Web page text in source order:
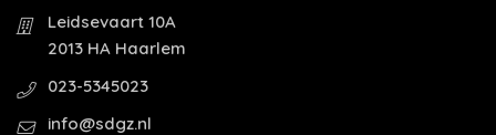
Leidsevaart 10A
2013 HA Haarlem
023-5345023
info@sdgz.nl